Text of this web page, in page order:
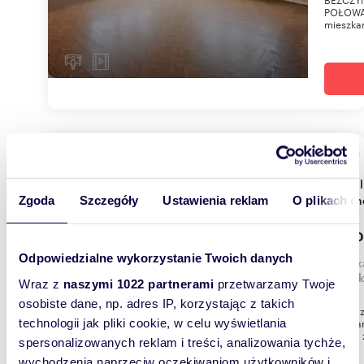
Zgoda Szczegóły Ustawienia reklam O plikach
Odpowiedzialne wykorzystanie Twoich danych
Wraz z naszymi 1022 partnerami przetwarzamy Twoje
osobiste dane, np. adres IP, korzystając z takich
technologii jak pliki cookie, w celu wyświetlania
spersonalizowanych reklam i treści, analizowania tychże,
41 2
Przytulne 2-pokojowe mieszkanie 41 m² z
2
Mam